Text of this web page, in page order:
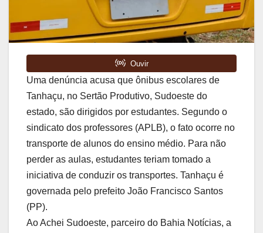
Uma denúncia acusa que ônibus escolares de
Tanhaçu, no Sertão Produtivo, Sudoeste do
estado, são dirigidos por estudantes. Segundo o
sindicato dos professores (APLB), o fato ocorre no
transporte de alunos do ensino médio. Para não
perder as aulas, estudantes teriam tomado a
iniciativa de conduzir os transportes. Tanhaçu é
governada pelo prefeito João Francisco Santos
(PP).
Ao Achei Sudoeste, parceiro do Bahia Notícias, a